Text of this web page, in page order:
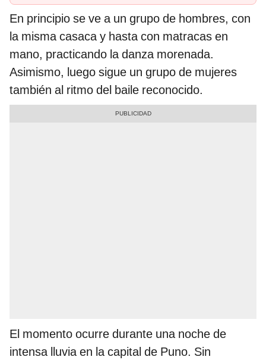
En principio se ve a un grupo de hombres, con
la misma casaca y hasta con matracas en
mano, practicando la danza morenada.
Asimismo, luego sigue un grupo de mujeres
también al ritmo del baile reconocido.
El momento ocurre durante una noche de
intensa lluvia en la capital de Puno. Sin